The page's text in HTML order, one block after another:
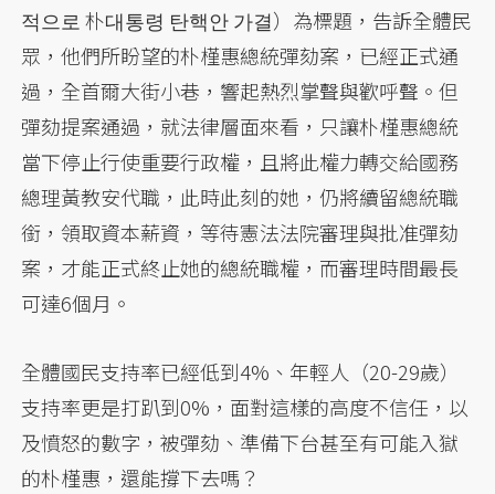
적으로 朴대통령 탄핵안 가결）為標題，告訴全體民
眾，他們所盼望的朴槿惠總統彈劾案，已經正式通
過，全首爾大街小巷，響起熱烈掌聲與歡呼聲。但
彈劾提案通過，就法律層面來看，只讓朴槿惠總統
當下停止行使重要行政權，且將此權力轉交給國務
總理黃教安代職，此時此刻的她，仍將續留總統職
銜，領取資本薪資，等待憲法法院審理與批准彈劾
案，才能正式終止她的總統職權，而審理時間最長
可達6個月。
全體國民支持率已經低到4%、年輕人（20-29歲）
支持率更是打趴到0%，面對這樣的高度不信任，以
及憤怒的數字，被彈劾、準備下台甚至有可能入獄
的朴槿惠，還能撐下去嗎？